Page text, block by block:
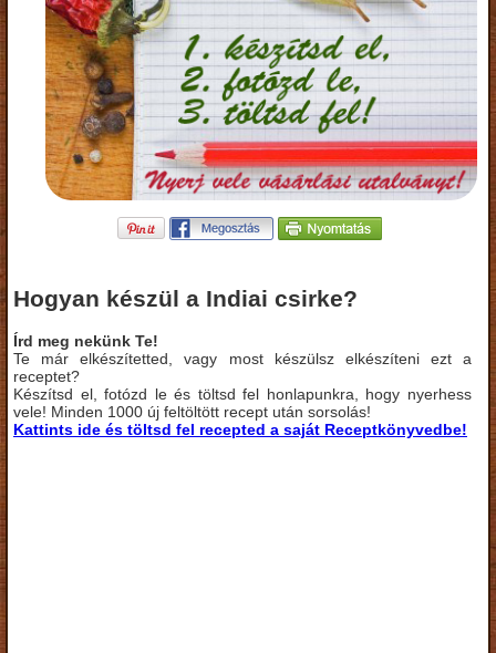
Hogyan készül a Indiai csirke?
Írd meg nekünk Te!
Te már elkészítetted, vagy most készülsz elkészíteni ezt a
receptet?
Készítsd el, fotózd le és töltsd fel honlapunkra, hogy nyerhess
vele! Minden 1000 új feltöltött recept után sorsolás!
Kattints ide és töltsd fel recepted a saját Receptkönyvedbe!